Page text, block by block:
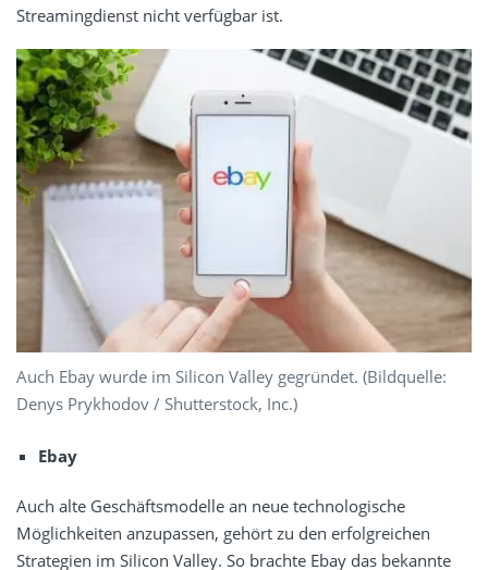
Streamingdienst nicht verfügbar ist.
Auch Ebay wurde im Silicon Valley gegründet. (Bildquelle:
Denys Prykhodov / Shutterstock, Inc.)
Ebay
Auch alte Geschäftsmodelle an neue technologische
Möglichkeiten anzupassen, gehört zu den erfolgreichen
Strategien im Silicon Valley. So brachte Ebay das bekannte